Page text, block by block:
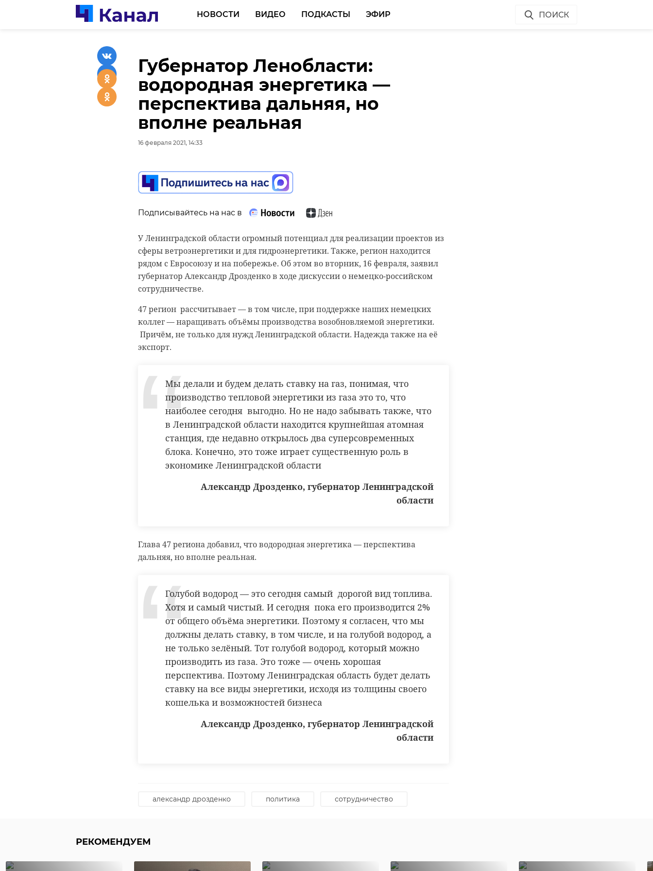
НОВОСТИ ВИДЕО ПОДКАСТЫ ЭФИР ПОИСК
Губернатор Ленобласти:
водородная энергетика —
перспектива дальняя, но
вполне реальная
16 февраля 2021, 14:33
Подписывайтесь на нас в
У Ленинградской области огромный потенциал для реализации проектов из
сферы ветроэнергетики и для гидроэнергетики. Также, регион находится
рядом с Евросоюзу и на побережье. Об этом во вторник, 16 февраля, заявил
губернатор Александр Дрозденко в ходе дискуссии о немецко-российском
сотрудничестве.
47 регион рассчитывает — в том числе, при поддержке наших немецких
коллег — наращивать объёмы производства возобновляемой энергетики.
Причём, не только для нужд Ленинградской области. Надежда также на её
экспорт.
Мы делали и будем делать ставку на газ, понимая, что
производство тепловой энергетики из газа это то, что
наиболее сегодня выгодно. Но не надо забывать также, что
в Ленинградской области находится крупнейшая атомная
станция, где недавно открылось два суперсовременных
блока. Конечно, это тоже играет существенную роль в
экономике Ленинградской области
Александр Дрозденко, губернатор Ленинградской
области
Глава 47 региона добавил, что водородная энергетика — перспектива
дальняя, но вполне реальная.
Голубой водород — это сегодня самый дорогой вид топлива.
Хотя и самый чистый. И сегодня пока его производится 2%
от общего объёма энергетики. Поэтому я согласен, что мы
должны делать ставку, в том числе, и на голубой водород, а
не только зелёный. Тот голубой водород, который можно
производить из газа. Это тоже — очень хорошая
перспектива. Поэтому Ленинградская область будет делать
ставку на все виды энергетики, исходя из толщины своего
кошелька и возможностей бизнеса
Александр Дрозденко, губернатор Ленинградской
области
александр дрозденко политика сотрудничество
РЕКОМЕНДУЕМ
Губернатор Ленобласти
представил субъекты РФ на
конференции по
сотрудничеству России и
Германии
Ленинградская область довольно привлекательна для инвесторов из
Германии. Сотрудничество в энергетической сферы имеет значительные
перспективы. Об этом во вторник, 16 февраля, рассказали в ходе
конференции по стратегическому сотрудничеству между странами.
Ветропарки, макро- и минигидроэлектростанции: для Ленобласти и
заграничных компаний это - перспективное направление. Прежде всего, с
точки зрения трансферных технологий.
Приведу конкретный пример: уже сегодня компания
Siemens на площадке в Ленинградской области производит
гондолы для ветроустановок. В 2019 году они были
поставлены в Ростовскую область. В конце прошлого года
— на Кольский полуостров. В этом году заказчиком
выступит и сама Ленинградская область. Сейчас мы ведём
переговоры и о гидроустановках. Поэтому — да,
сотрудничество возможно. Да и ещё раз да
Александр Дрозденко, губернатор Ленинградской
области
Германия продолжает импортировать традиционные энергоносители из
России. В их разработке активно участвует и Ленинградская область.
У нас есть все возможности стать площадкой для создания
и применения пилотных проектов по производству
зелёного водорода. В Ленинградской области уже сегодня
работают 8 гидроэлетростанций. У нас очень хорошая
разветвлённая сеть каскадов рек. И конечно же
производство зелёного водорода из гидроэлектроэнергии —
это та перспектива, с которой мы связываем ближайшее
будущее
Александр Дрозденко, губернатор Ленинградской
области
"единого окна" с инвесторами через Агентство экономического развития. И
минимальные ставки по налогу на прибыль на период